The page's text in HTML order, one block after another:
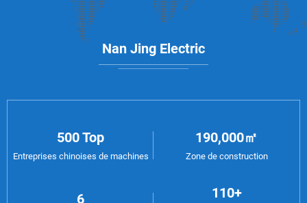
Nan Jing Electric
500 Top
Entreprises chinoises de machines
190,000㎡
Zone de construction
6 110+